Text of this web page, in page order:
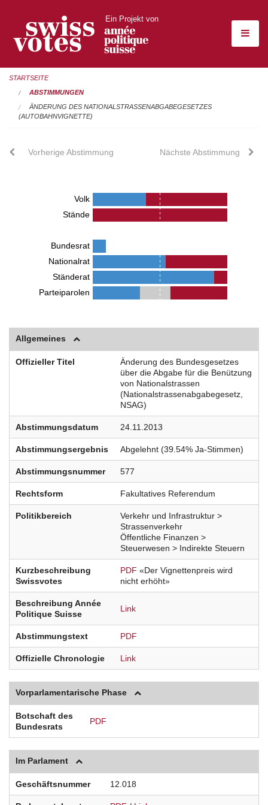
Ein Projekt von
STARTSEITE
ABSTIMMUNGEN
ÄNDERUNG DES NATIONALSTRASSENABGABEGESETZES
(AUTOBAHNVIGNETTE)
Vorherige Abstimmung Nächste Abstimmung
Volk
Stände
Bundesrat
Nationalrat
Ständerat
Parteiparolen
Allgemeines
Offizieller Titel
Änderung des Bundesgesetzes
über die Abgabe für die Benützung
von Nationalstrassen
(Nationalstrassenabgabegesetz,
NSAG)
Abstimmungsdatum 24.11.2013
Abstimmungsergebnis Abgelehnt (39.54% Ja-Stimmen)
Abstimmungsnummer 577
Rechtsform Fakultatives Referendum
Politikbereich
Verkehr und Infrastruktur >
Strassenverkehr
Öffentliche Finanzen >
Steuerwesen > Indirekte Steuern
Kurzbeschreibung
Swissvotes
PDF «Der Vignettenpreis wird
nicht erhöht»
Beschreibung Année
Politique Suisse
Link
Abstimmungstext PDF
Offizielle Chronologie Link
Vorparlamentarische Phase
Botschaft des
Bundesrats
PDF
Im Parlament
Geschäftsnummer 12.018